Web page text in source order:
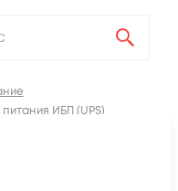
ИБП (UPS)